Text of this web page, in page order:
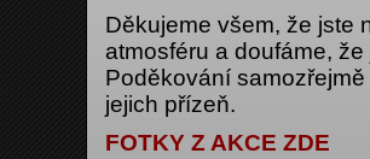
Děkujeme všem, že jste
atmosféru a doufáme,
Poděkování
jejich přízeň.
FOTKY Z AKCE ZDE